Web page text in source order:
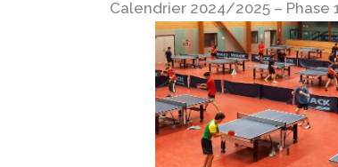
Calendrier 2024/2025 – Phase